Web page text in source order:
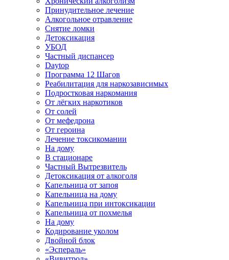
Принудительное лечение
Алкогольное отравление
Снятие ломки
Детоксикация
УБОД
Частный диспансер
Daytop
Программа 12 Шагов
Реабилитация для наркозависимых
Подростковая наркомания
От лёгких наркотиков
От солей
От мефедрона
От героина
Лечение токсикомании
На дому
В стационаре
Частный Вытрезвитель
Детоксикация от алкоголя
Капельница от запоя
Капельница на дому
Капельница при интоксикации
Капельница от похмелья
На дому
Кодирование уколом
Двойной блок
«Эспераль»